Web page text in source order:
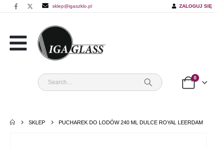
sklep@igaszklo.pl ZALOGUJ SIĘ
0
SKLEP PUCHAREK DO LODÓW 240 ML DULCE ROYAL LEERDAM